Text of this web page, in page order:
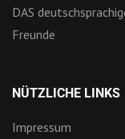
DAS
Freunde
NÜTZLICHE LINKS
Impressum